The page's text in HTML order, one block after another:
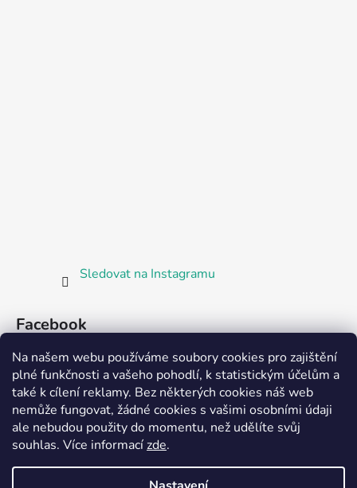
Na našem webu používáme soubory cookies pro zajištění
plné funkčnosti a vašeho pohodlí, k statistickým účelům a
také k cílení reklamy. Bez některých cookies náš web
nemůže fungovat, žádné cookies s vašimi osobními údaji
ale nebudou použity do momentu, než udělíte svůj
souhlas. Více informacízde.
Sledovat na Instagramu
Facebook
Partnerská prodejna Barefoot Plzeň